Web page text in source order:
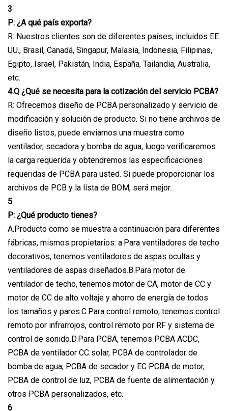
3
P: ¿A qué país exporta?
R: Nuestros clientes son de diferentes países, incluidos EE.
UU., Brasil, Canadá, Singapur, Malasia, Indonesia, Filipinas,
Egipto, Israel, Pakistán, India, España, Tailandia, Australia,
etc.
4.Q ¿Qué se necesita para la cotización del servicio PCBA?
R: Ofrecemos diseño de PCBA personalizado y servicio de
modificación y solución de producto. Si no tiene archivos de
diseño listos, puede enviarnos una muestra como
ventilador, secadora y bomba de agua, luego verificaremos
la carga requerida y obtendremos las especificaciones
requeridas de PCBA para usted. Si puede proporcionar los
archivos de PCB y la lista de BOM, será mejor.
5
P: ¿Qué producto tienes?
A.Producto como se muestra a continuación para diferentes
fábricas, mismos propietarios: a.Para ventiladores de techo
decorativos, tenemos ventiladores de aspas ocultas y
ventiladores de aspas diseñados.B.Para motor de
ventilador de techo, tenemos motor de CA, motor de CC y
motor de CC de alto voltaje y ahorro de energía de todos
los tamaños y pares.C.Para control remoto, tenemos control
remoto por infrarrojos, control remoto por RF y sistema de
control de sonido.D.Para PCBA, tenemos PCBA ACDC,
PCBA de ventilador CC solar, PCBA de controlador de
bomba de agua, PCBA de secador y EC PCBA de motor,
PCBA de control de luz, PCBA de fuente de alimentación y
otros PCBA personalizados, etc.
6